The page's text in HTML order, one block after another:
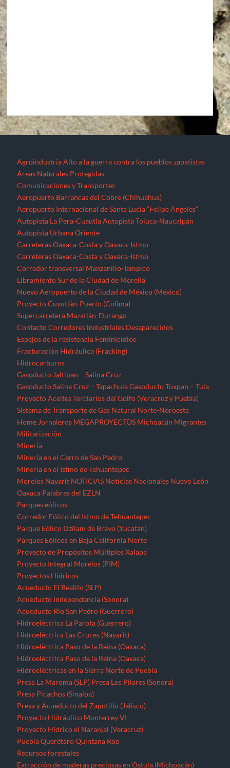
Agroindustria Alto a la guerra contra los pueblos zapatistas
Áreas Naturales Protegidas
Comunicaciones y Transportes
Aeropuerto Barrancas del Cobre (Chihuahua)
Aeropuerto Internacional de Santa Lucía “Felipe Ángeles”
Autopista La Pera-Cuautla Autopista Toluca-Naucalpán
Autopista Urbana Oriente
Carreteras Oaxaca-Costa y Oaxaca-Istmo
Carreteras Oaxaca-Costa y Oaxaca-Istmo
Corredor transversal Manzanillo-Tampico
Libramiento Sur de la Ciudad de Morelia
Nuevo Aeropuerto de la Ciudad de México (México)
Proyecto Cuyutlán-Puerto (Colima)
Supercarretera Mazatlán-Durango
Contacto Corredores industriales Desaparecidos
Espejos de la resistencia Feminicidios
Fracturación Hidráulica (Fracking)
Hidrocarburos
Gasoducto Jaltipan – Salina Cruz
Gasoducto Salina Cruz – Tapachula Gasoducto Tuxpan – Tula
Proyecto Aceites Terciarios del Golfo (Veracruz y Puebla)
Sistema de Transporte de Gas Natural Norte-Noroeste
Home Jornaleros MEGAPROYECTOS Michoacán Migrantes
Militarización
Minería
Minería en el Cerro de San Pedro
Minería en el Istmo de Tehuantepec
Morelos Nayarit NOTICIAS Noticias Nacionales Nuevo León
Oaxaca Palabras del EZLN
Parques eólicos
Corredor Eólico del Istmo de Tehuantepec
Parque Eólico Dzilam de Bravo (Yucatán)
Parques Eólicos en Baja California Norte
Proyecto de Propósitos Múltiples Xalapa
Proyecto Integral Morelos (PIM)
Proyectos Hídricos
Acueducto El Realito (SLP)
Acueducto Independencia (Sonora)
Acueducto Río San Pedro (Guerrero)
Hidroeléctrica La Parota (Guerrero)
Hidroeléctrica Las Cruces (Nayarit)
Hidroeléctrica Paso de la Reina (Oaxaca)
Hidroeléctrica Paso de la Reina (Oaxaca)
Hidroeléctricas en la Sierra Norte de Puebla
Presa La Maroma (SLP) Presa Los Pilares (Sonora)
Presa Picachos (Sinaloa)
Presa y Acueducto del Zapotillo (Jalisco)
Proyecto Hidráulico Monterrey VI
Proyecto Hídrico el Naranjal (Veracruz)
Puebla Querétaro Quintana Roo
Recursos forestales
Extracción de maderas preciosas en Ostula (Michoacán)